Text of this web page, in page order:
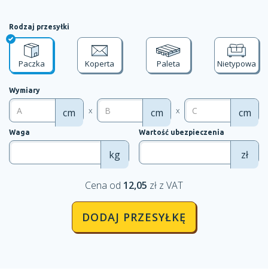
Rodzaj przesyłki
Paczka Koperta Paleta Nietypowa
Wymiary
cm x cm x cm
Waga
kg
Wartość ubezpieczenia
zł
Cena od 12,05 zł z VAT
DODAJ PRZESYŁKĘ